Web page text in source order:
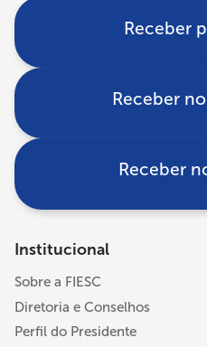
Receber
Receber
Receber
Institucional
Sobre a FIESC
Diretoria e Conselhos
Perfil do Presidente